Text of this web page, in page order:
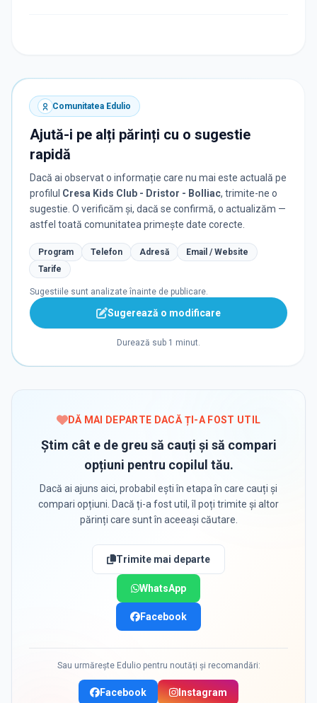
Comunitatea Edulio
Ajută-i pe alți părinți cu o sugestie
rapidă
Dacă ai observat o informație care nu mai este actuală pe
profilul Cresa Kids Club - Dristor - Bolliac, trimite-ne o
sugestie. O verificăm și, dacă se confirmă, o actualizăm —
astfel toată comunitatea primește date corecte.
Program Telefon Adresă
Email / Website
Tarife
Sugestiile sunt analizate înainte de publicare.
Sugerează o modificare
Durează sub 1 minut.
DĂ MAI DEPARTE DACĂ ȚI-A FOST UTIL
Știm cât e de greu să cauți și să compari
opțiuni pentru copilul tău.
Dacă ai ajuns aici, probabil ești în etapa în care cauți și
compari opțiuni. Dacă ți-a fost util, îl poți trimite și altor
părinți care sunt în aceeași căutare.
Trimite mai departe
WhatsApp
Facebook
Sau urmărește Edulio pentru noutăți și recomandări:
Facebook Instagram